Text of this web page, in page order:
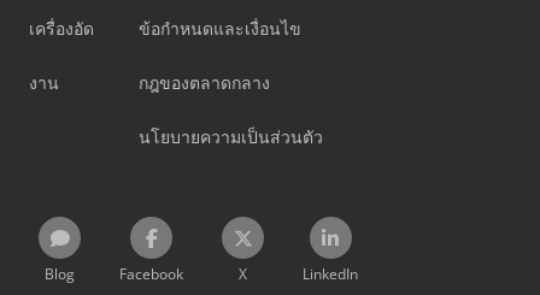
เครื่องอัด
งาน
ข้อกำหนดและเงื่อนไข
กฎของตลาดกลาง
นโยบายความเป็นส่วนตัว
Blog Facebook X LinkedIn